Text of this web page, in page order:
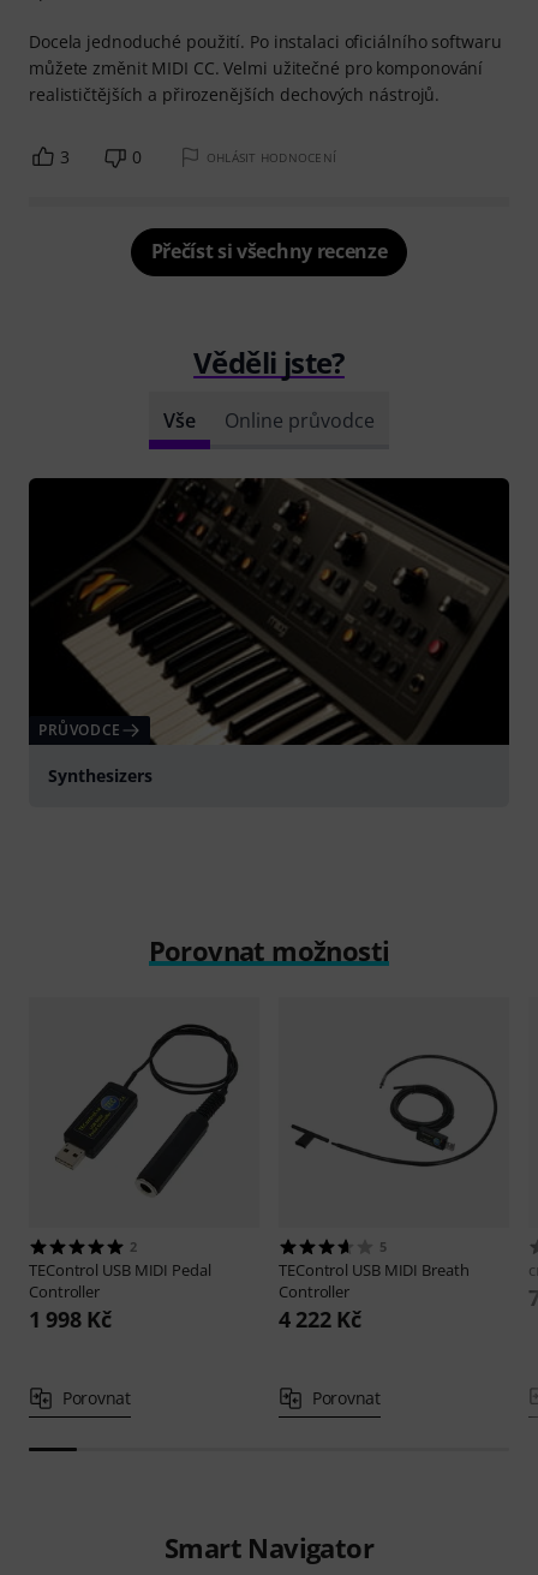
Docela jednoduché použití. Po instalaci oficiálního softwaru
můžete změnit MIDI CC. Velmi užitečné pro komponování
realističtějších a přirozenějších dechových nástrojů.
3 0 OHLÁSIT HODNOCENÍ
Přečíst si všechny recenze
Věděli jste?
Vše Online průvodce
PRŮVODCE
Synthesizers
Porovnat možnosti
2
TEControl USB MIDI Pedal
Controller
1 998 Kč
Porovnat
5
TEControl USB MIDI Breath
Controller
4 222 Kč
Porovnat
Smart Navigator